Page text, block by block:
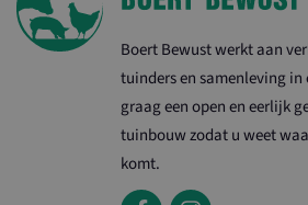
Boert Bewust werkt aan
tuinders en samenleving in
graag een open en eerlijk
tuinbouw zodat u weet
komt.